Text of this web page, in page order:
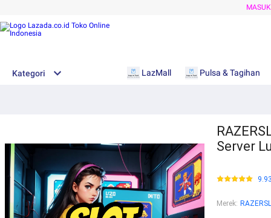
Kategori LazMall Pulsa & Tagihan
Server
Merek: